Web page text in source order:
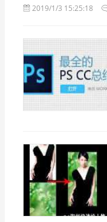
2019/1/3 15:25:18